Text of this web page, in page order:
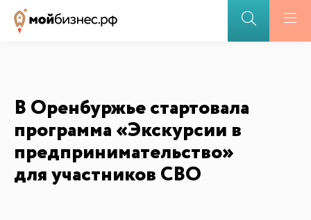
В Оренбуржье стартовала
программа «Экскурсии в
предпринимательство»
для участников СВО